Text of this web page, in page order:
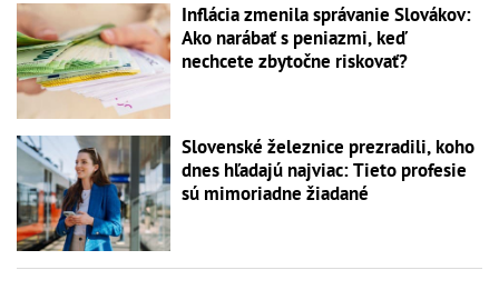
Inflácia zmenila správanie Slovákov:
Ako narábať s peniazmi, keď
nechcete zbytočne riskovať?
Slovenské železnice prezradili, koho
dnes hľadajú najviac: Tieto profesie
sú mimoriadne žiadané